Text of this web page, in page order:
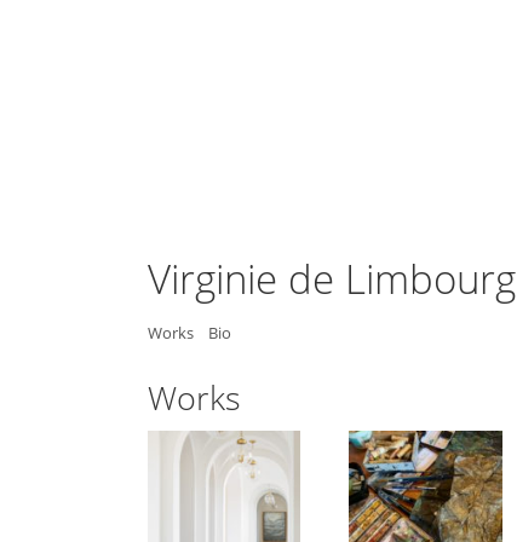
Virginie de Limbourg
Works Bio
Works